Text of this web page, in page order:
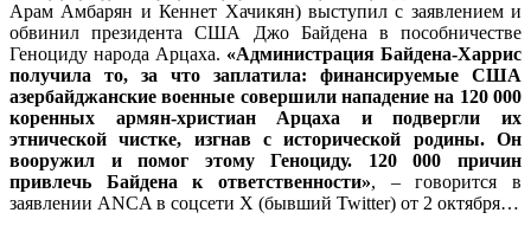
Арам Амбарян и Кеннет Хачикян) выступил с заявлением и
обвинил президента США Джо Байдена в пособничестве
Геноциду народа Арцаха. «Администрация Байдена-Харрис
получила то, за что заплатила: финансируемые США
азербайджанские военные совершили нападение на 120 000
коренных армян-христиан Арцаха и подвергли их
этнической чистке, изгнав с исторической родины. Он
вооружил и помог этому Геноциду. 120 000 причин
привлечь Байдена к ответственности», – говорится в
заявлении ANCA в соцсети X (бывший Twitter) от 2 октября…